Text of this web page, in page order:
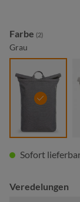
Farbe auswählen
(2)
Grau
grau
Sofort
Veredelungen